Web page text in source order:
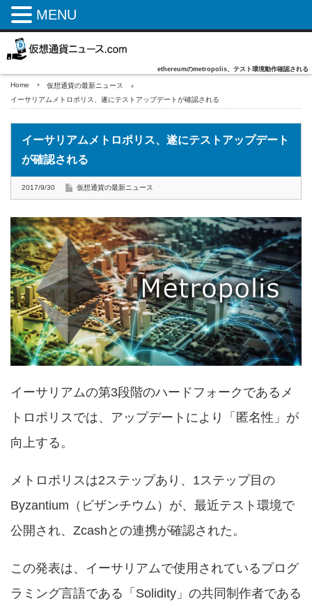
ethereumのmetropolis、テスト環境動作確認される
Home
仮想通貨の最新ニュース
イーサリアムメトロポリス、遂にテストアップデートが確認される
イーサリアムメトロポリス、遂にテストアップデート
が確認される
2017/9/30 仮想通貨の最新ニュース
イーサリアムの第3段階のハードフォークであるメ
トロポリスでは、アップデートにより「匿名性」が
向上する。
メトロポリスは2ステップあり、1ステップ目の
Byzantium（ビザンチウム）が、最近テスト環境で
公開され、Zcashとの連携が確認された。
この発表は、イーサリアムで使用されているプログ
ラミング言語である「Solidity」の共同制作者である
MENU